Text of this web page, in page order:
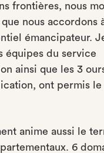
frontières, nous
que nous accordons
émancipateur.
équipes du service
ainsi que les 3
ont permis le
anime aussi le
6